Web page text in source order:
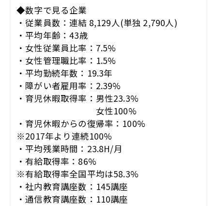
◆数字で見る企業
・従業員数：連結 8,129人(単独 2,790人)
・平均年齢：43歳
・女性従業員比率：7.5%
・女性管理職比率：1.5%
・平均勤続年数：19.3年
・障がい者雇用率：2.39%
・育児休暇取得率：男性23.3%
女性100%
・育児休暇からの復帰率：100%
※2017年より連続100%
・平均残業時間：23.8H/月
・有給取得率：86%
※有給取得率全国平均は58.3%
・社内教育講座数：145講座
・通信教育講座数：110講座